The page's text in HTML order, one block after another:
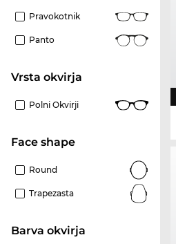
Pravokotnik
Panto
Vrsta okvirja
Polni Okvirji
Face shape
Round
Trapezasta
Barva okvirja